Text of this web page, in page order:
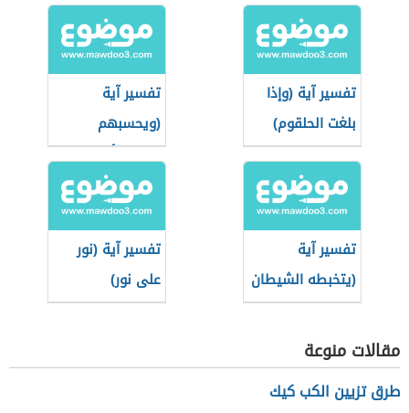
تفسير آية (وإذا
بلغت الحلقوم)
تفسير آية
(ويحسبهم
الجاهل أغنياء من
التعفف)
تفسير آية
(يتخبطه الشيطان
من المس)
تفسير آية (نور
على نور)
مقالات منوعة
طرق تزيين الكب كيك